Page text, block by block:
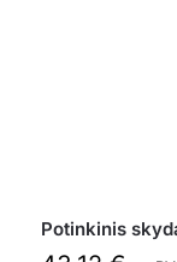
Potinkinis